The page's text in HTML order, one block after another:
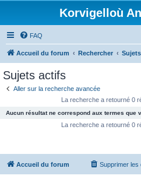
Korvigelloù
FAQ
Accueil du forum Rechercher
Sujets actifs
Aller sur la recherche avancée
La recherche a retourné 0
Aucun résultat ne correspond aux termes que
La recherche a retourné 0
Accueil du forum Supprimer les